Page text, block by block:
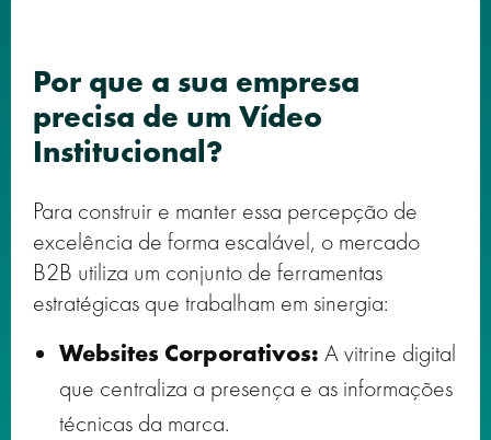
Por que a sua empresa
precisa de um Vídeo
Institucional?
Para construir e manter essa percepção de
excelência de forma escalável, o mercado
B2B utiliza um conjunto de ferramentas
estratégicas que trabalham em sinergia:
Websites Corporativos: A vitrine digital
que centraliza a presença e as informações
técnicas da marca.